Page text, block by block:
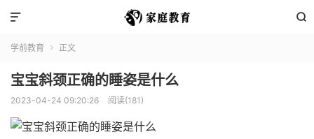


学前教育  正文
宝宝斜颈正确的睡姿是什么
2023-04-24 09:20:26 阅读(181)